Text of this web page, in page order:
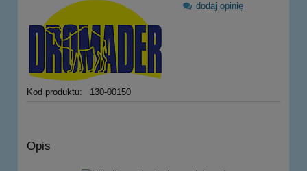
Kod produktu: 130-00150
dodaj opinię
Opis